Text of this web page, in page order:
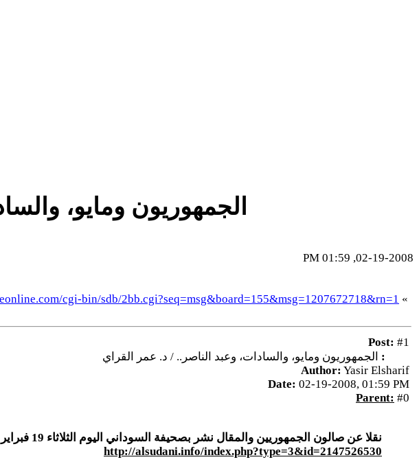
الجمهوريون ومايو،
02-19-2008, 01:59 PM
»
cgi-bin/sdb/2bb.cgi?seq=msg&board=155&msg=1207672718&rn=1
Post: #1
الجمهوريون ومايو، والسادات، وعبد الناصر.. / د. عمر القراي
Author: Yasir Elsharif
Date: 02-19-2008, 01:59 PM
Parent: #0
نقلا عن صالون الجمهوريين والمقال نشر بصحيفة السوداني اليوم الثلاثاء 19 فبراير 2008..
http://alsudani.info/index.php?type=3&id=2147526530